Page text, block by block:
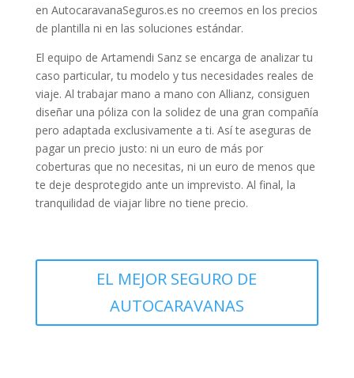
en AutocaravanaSeguros.es no creemos en los precios
de plantilla ni en las soluciones estándar.
El equipo de Artamendi Sanz se encarga de analizar tu
caso particular, tu modelo y tus necesidades reales de
viaje. Al trabajar mano a mano con Allianz, consiguen
diseñar una póliza con la solidez de una gran compañía
pero adaptada exclusivamente a ti. Así te aseguras de
pagar un precio justo: ni un euro de más por
coberturas que no necesitas, ni un euro de menos que
te deje desprotegido ante un imprevisto. Al final, la
tranquilidad de viajar libre no tiene precio.
EL MEJOR SEGURO DE
AUTOCARAVANAS